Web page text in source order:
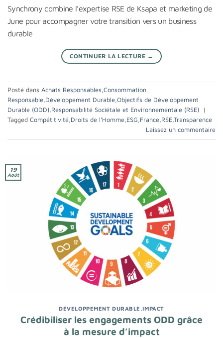
Synchrony combine l’expertise RSE de Ksapa et marketing de
June pour accompagner votre transition vers un business
durable
CONTINUER LA LECTURE →
Posté dans Achats Responsables,Consommation
Responsable,Développement Durable,Objectifs de Développement
Durable (ODD),Responsabilité Sociétale et Environnementale (RSE)
|
Tagged Compétitivité,Droits de l’Homme,ESG,France,RSE,Transparence
Laissez un commentaire
19
Août
DÉVELOPPEMENT DURABLE ,IMPACT
Crédibiliser les engagements ODD grâce
à la mesure d’impact